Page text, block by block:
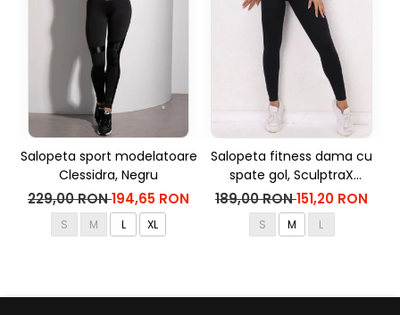
Salopeta sport modelatoare
Clessidra, Negru
229,00 RON194,65 RON
S M L XL
Salopeta fitness dama cu
spate gol, SculptraX
Jumpsuit, Negru
189,00 RON151,20 RON
S M L